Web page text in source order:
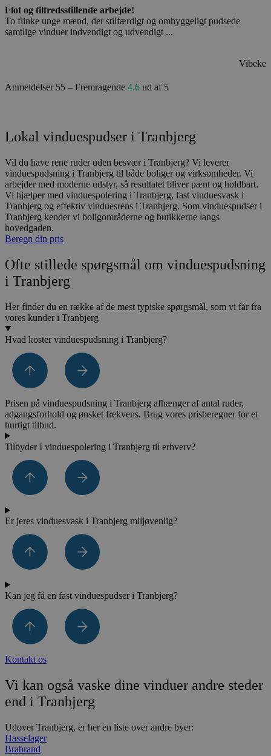
Flot og tilfredsstillende arbejde!
To flinke unge mænd, der stilfærdigt og omhyggeligt pudsede
samtlige vinduer indvendigt og udvendigt ...
Vibeke
Anmeldelser 55 – Fremragende 4.6 ud af 5
Lokal vinduespudser i Tranbjerg
Vil du have rene ruder uden besvær i Tranbjerg? Vi leverer
vinduespudsning i Tranbjerg til både boliger og virksomheder. Vi
arbejder med moderne udstyr, så resultatet bliver pænt og holdbart.
Vi hjælper med vinduespolering i Tranbjerg, fast vinduesvask i
Tranbjerg og effektiv vinduesrens i Tranbjerg. Som vinduespudser i
Tranbjerg kender vi boligområderne og butikkerne langs
hovedgaden.
Beregn din pris
Ofte stillede spørgsmål om vinduespudsning
i Tranbjerg
Her finder du en række af de mest typiske spørgsmål, som vi får fra
vores kunder i Tranbjerg
Hvad koster vinduespudsning i Tranbjerg?
Prisen på vinduespudsning i Tranbjerg afhænger af antal ruder,
adgangsforhold og ønsket frekvens. Brug vores prisberegner for et
hurtigt tilbud.
Tilbyder I vinduespolering i Tranbjerg til erhverv?
Er jeres vinduesvask i Tranbjerg miljøvenlig?
Kan jeg få en fast vinduespudser i Tranbjerg?
Kontakt os
Vi kan også vaske dine vinduer andre steder
end i Tranbjerg
Udover Tranbjerg, er her en liste over andre byer:
Hasselager
Brabrand